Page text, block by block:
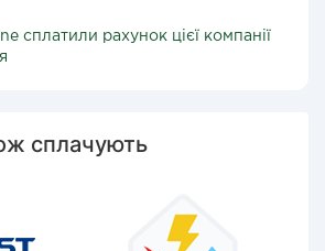
сплатили рахунок цієї компанії
сплачують